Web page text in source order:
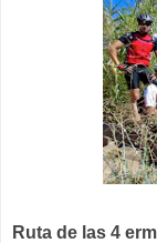
Ruta de las 4